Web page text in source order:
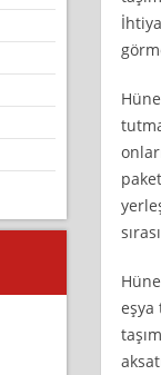
eşya